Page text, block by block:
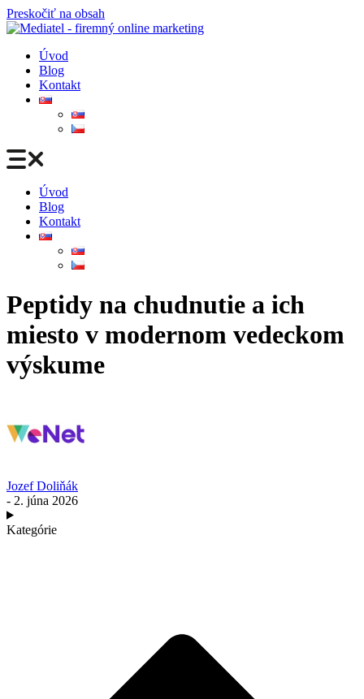
Preskočiť na obsah
Úvod
Blog
Kontakt
Úvod
Blog
Kontakt
Peptidy na chudnutie a ich
miesto v modernom vedeckom
výskume
Jozef Doliňák
- 2. júna 2026
Kategórie